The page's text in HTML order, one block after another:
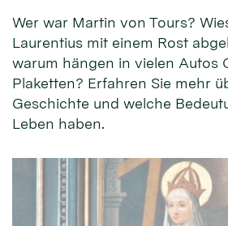
Wer war Martin von Tours?
Laurentius mit einem Rost
warum hängen in vielen Autos
Plaketten? Erfahren Sie mehr
Geschichte und welche
Leben haben.